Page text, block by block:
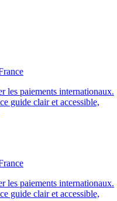
les paiements internationaux.
guide clair et accessible,
les paiements internationaux.
guide clair et accessible,